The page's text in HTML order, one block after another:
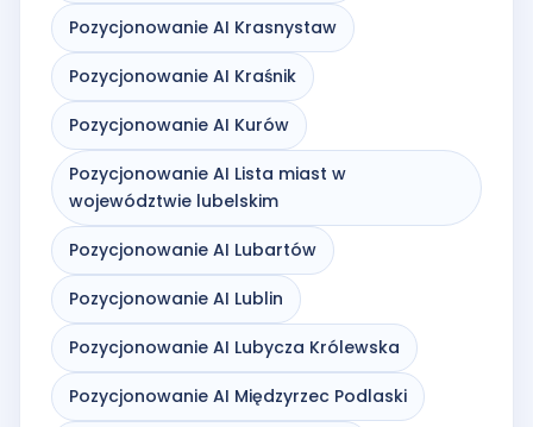
Pozycjonowanie AI Krasnystaw
Pozycjonowanie AI Kraśnik
Pozycjonowanie AI Kurów
Pozycjonowanie AI Lista miast w
województwie lubelskim
Pozycjonowanie AI Lubartów
Pozycjonowanie AI Lublin
Pozycjonowanie AI Lubycza Królewska
Pozycjonowanie AI Międzyrzec Podlaski